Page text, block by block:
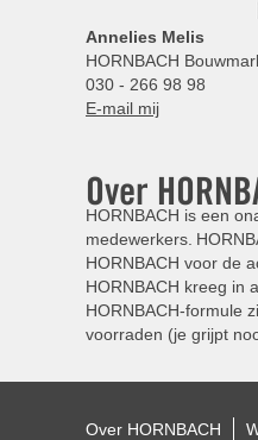
Annelies Melis
HORNBACH
030 - 266 98 98
E-mail mij
Over
HORNBACH is een
medewerkers.
HORNBACH voor de
HORNBACH kreeg in
HORNBACH-formule
voorraden (je grijpt
Over HORNBACH